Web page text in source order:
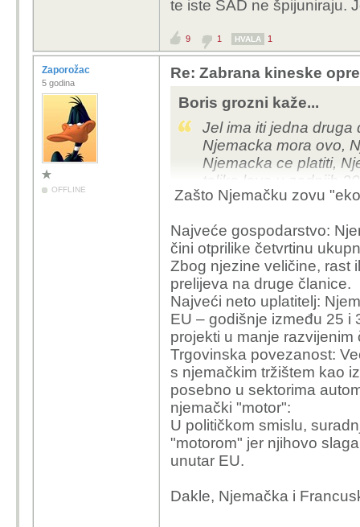
te iste SAD ne špijuniraju.
9 1 HVALA 1
Zaporožac
5 godina
OFFLINE
Re: Zabrana kineske
Boris grozni kaže...
Jel ima iti jedna
Njemacka mora ovo,
Njemacka ce platiti,
toliko love u zadnjih
internet ratnike koji joj
Zašto Njemačku zovu
Najveće gospodarstvo:
čini otprilike četvrtinu
Zbog njezine veličine, rast
prelijeva na druge članice.
Najveći neto uplatitelj:
EU – godišnje između 25 i
projekti u manje razvijenim
Trgovinska povezanost:
s njemačkim tržištem kao
posebno u sektorima
njemački "motor":
U političkom smislu,
"motorom" jer njihovo
unutar EU.
Dakle, Njemačka i